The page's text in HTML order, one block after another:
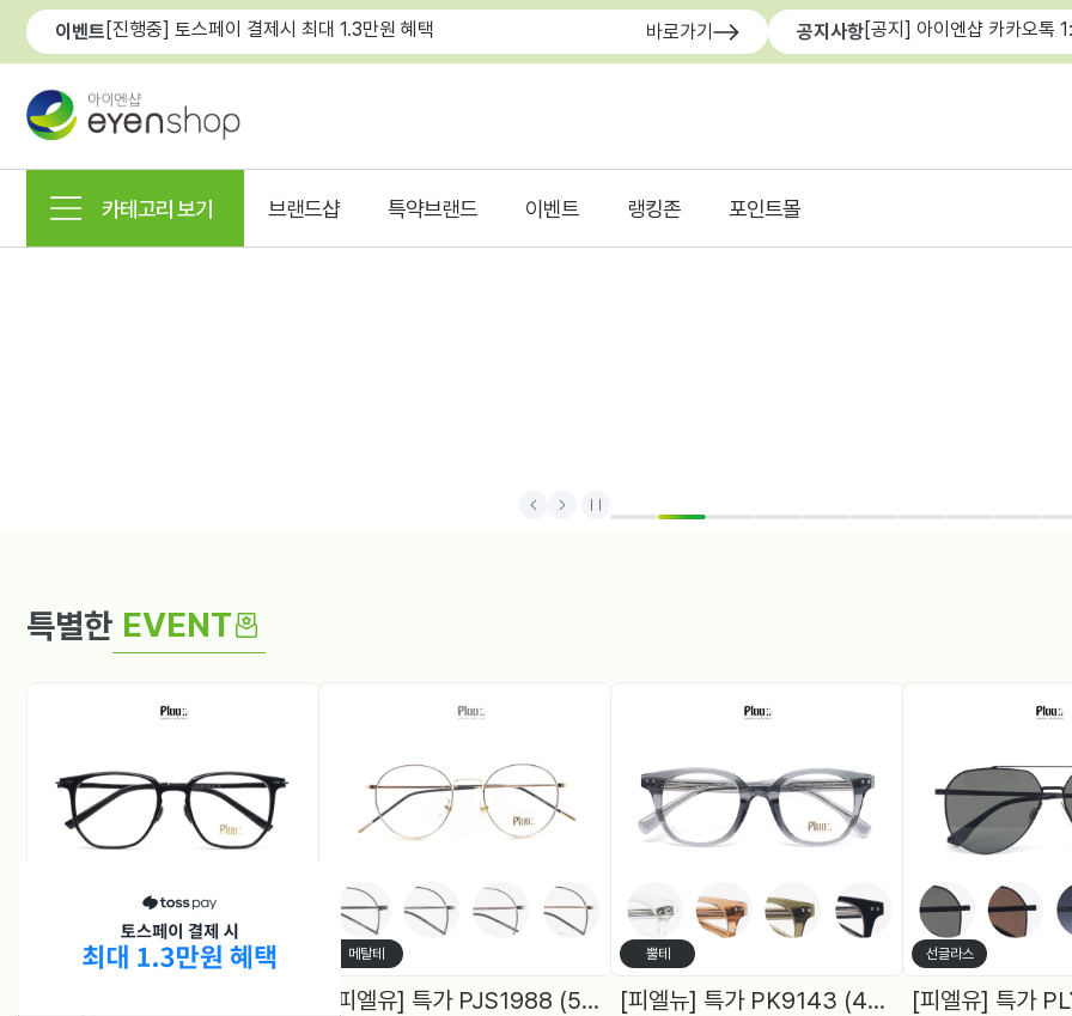
이벤트 [진행중] 토스페이 결제시 최대 1.3만원 혜택 바로가기 공지사항[공지] 아이엔샵 카카오톡
카테고리 보기 브랜드샵 특약브랜드 이벤트 랭킹존 포인트몰
1 2 3 4 5 6 7 8 9
Prev Next Stop
특별한 EVENT
뿔테 메탈테
[피엘유] 특가 PJS1988 (50) 메탈원형, 블루라이트 차단렌즈 2Color
뿔테
[피엘뉴] 특가 PK9143 (48) 여성원형, 블루라이트차단 렌즈, 5Color
선글라스